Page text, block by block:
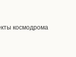
космодрома